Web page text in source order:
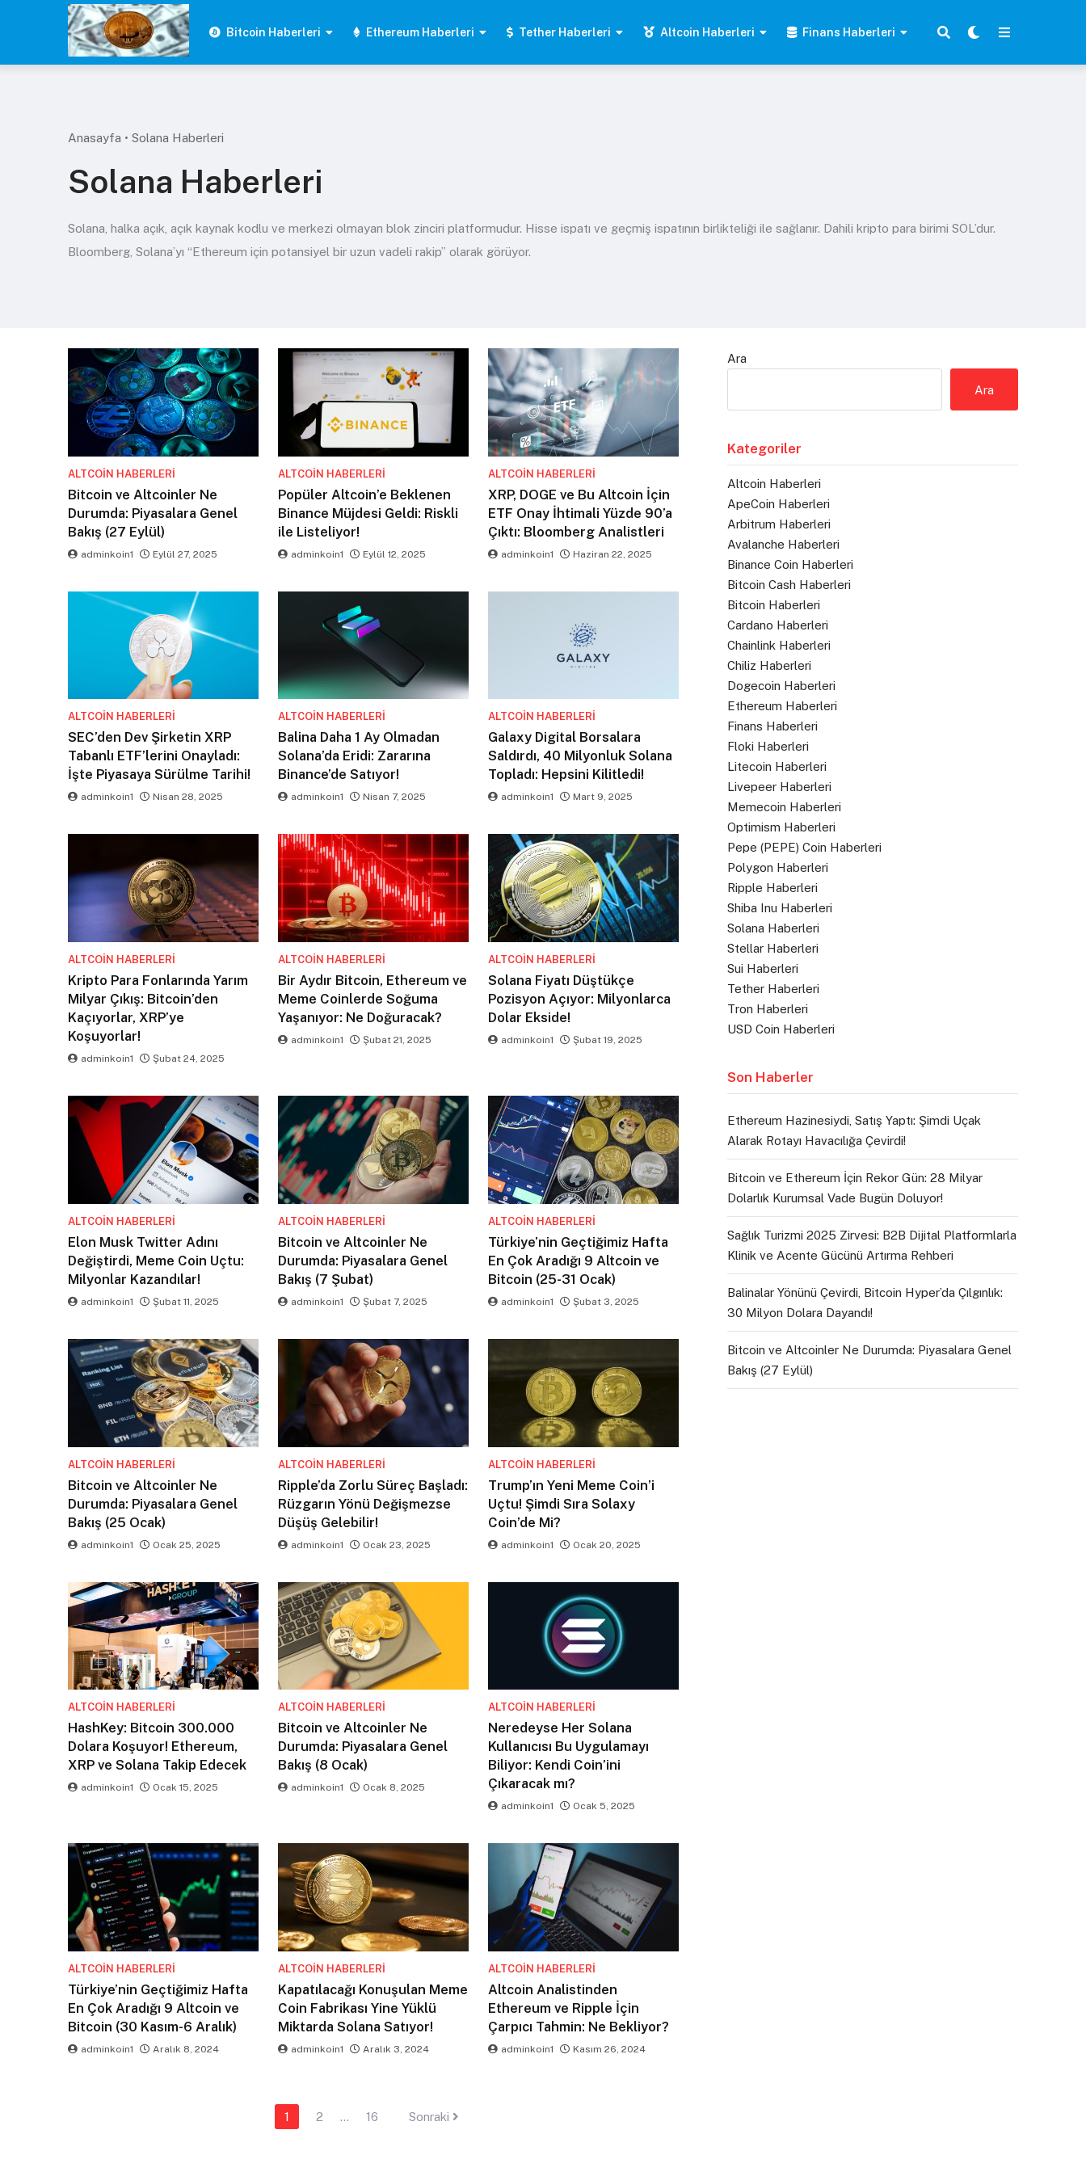
Bitcoin Haberleri Ethereum Haberleri Tether Haberleri Altcoin Haberleri Finans Haberleri
Anasayfa • Solana Haberleri
Solana Haberleri
Solana, halka açık, açık kaynak kodlu ve merkezi olmayan blok zinciri platformudur. Hisse ispatı ve geçmiş ispatının birlikteliği ile sağlanır. Dahili kripto para birimi SOL’dur.
Bloomberg, Solana’yı “Ethereum için potansiyel bir uzun vadeli rakip” olarak görüyor.
ALTCOIN HABERLERI
Bitcoin ve Altcoinler Ne
Durumda: Piyasalara Genel
Bakış (27 Eylül)
adminkoin1 Eylül 27, 2025
ALTCOIN HABERLERI
Popüler Altcoin’e Beklenen
Binance Müjdesi Geldi: Riskli
ile Listeliyor!
adminkoin1 Eylül 12, 2025
ALTCOIN HABERLERI
XRP, DOGE ve Bu Altcoin İçin
ETF Onay İhtimali Yüzde 90’a
Çıktı: Bloomberg Analistleri
adminkoin1 Haziran 22, 2025
ALTCOIN HABERLERI
SEC’den Dev Şirketin XRP
Tabanlı ETF’lerini Onayladı:
İşte Piyasaya Sürülme Tarihi!
adminkoin1 Nisan 28, 2025
ALTCOIN HABERLERI
Balina Daha 1 Ay Olmadan
Solana’da Eridi: Zararına
Binance’de Satıyor!
adminkoin1 Nisan 7, 2025
ALTCOIN HABERLERI
Galaxy Digital Borsalara
Saldırdı, 40 Milyonluk Solana
Topladı: Hepsini Kilitledi!
adminkoin1 Mart 9, 2025
ALTCOIN HABERLERI
Kripto Para Fonlarında Yarım
Milyar Çıkış: Bitcoin’den
Kaçıyorlar, XRP’ye
Koşuyorlar!
adminkoin1 Şubat 24, 2025
ALTCOIN HABERLERI
Bir Aydır Bitcoin, Ethereum ve
Meme Coinlerde Soğuma
Yaşanıyor: Ne Doğuracak?
adminkoin1 Şubat 21, 2025
ALTCOIN HABERLERI
Solana Fiyatı Düştükçe
Pozisyon Açıyor: Milyonlarca
Dolar Ekside!
adminkoin1 Şubat 19, 2025
ALTCOIN HABERLERI
Elon Musk Twitter Adını
Değiştirdi, Meme Coin Uçtu:
Milyonlar Kazandılar!
adminkoin1 Şubat 11, 2025
ALTCOIN HABERLERI
Bitcoin ve Altcoinler Ne
Durumda: Piyasalara Genel
Bakış (7 Şubat)
adminkoin1 Şubat 7, 2025
ALTCOIN HABERLERI
Türkiye’nin Geçtiğimiz Hafta
En Çok Aradığı 9 Altcoin ve
Bitcoin (25-31 Ocak)
adminkoin1 Şubat 3, 2025
ALTCOIN HABERLERI
Bitcoin ve Altcoinler Ne
Durumda: Piyasalara Genel
Bakış (25 Ocak)
adminkoin1 Ocak 25, 2025
ALTCOIN HABERLERI
Ripple’da Zorlu Süreç Başladı:
Rüzgarın Yönü Değişmezse
Düşüş Gelebilir!
adminkoin1 Ocak 23, 2025
ALTCOIN HABERLERI
Trump’ın Yeni Meme Coin’i
Uçtu! Şimdi Sıra Solaxy
Coin’de Mi?
adminkoin1 Ocak 20, 2025
ALTCOIN HABERLERI
HashKey: Bitcoin 300.000
Dolara Koşuyor! Ethereum,
XRP ve Solana Takip Edecek
adminkoin1 Ocak 15, 2025
ALTCOIN HABERLERI
Bitcoin ve Altcoinler Ne
Durumda: Piyasalara Genel
Bakış (8 Ocak)
adminkoin1 Ocak 8, 2025
ALTCOIN HABERLERI
Neredeyse Her Solana
Kullanıcısı Bu Uygulamayı
Biliyor: Kendi Coin’ini
Çıkaracak mı?
adminkoin1 Ocak 5, 2025
ALTCOIN HABERLERI
Türkiye’nin Geçtiğimiz Hafta
En Çok Aradığı 9 Altcoin ve
Bitcoin (30 Kasım-6 Aralık)
adminkoin1 Aralık 8, 2024
ALTCOIN HABERLERI
Kapatılacağı Konuşulan Meme
Coin Fabrikası Yine Yüklü
Miktarda Solana Satıyor!
adminkoin1 Aralık 3, 2024
ALTCOIN HABERLERI
Altcoin Analistinden
Ethereum ve Ripple İçin
Çarpıcı Tahmin: Ne Bekliyor?
adminkoin1 Kasım 26, 2024
1 2 … 16 Sonraki
Ara
Ara
Kategoriler
Altcoin Haberleri
ApeCoin Haberleri
Arbitrum Haberleri
Avalanche Haberleri
Binance Coin Haberleri
Bitcoin Cash Haberleri
Bitcoin Haberleri
Cardano Haberleri
Chainlink Haberleri
Chiliz Haberleri
Dogecoin Haberleri
Ethereum Haberleri
Finans Haberleri
Floki Haberleri
Litecoin Haberleri
Livepeer Haberleri
Memecoin Haberleri
Optimism Haberleri
Pepe (PEPE) Coin Haberleri
Polygon Haberleri
Ripple Haberleri
Shiba Inu Haberleri
Solana Haberleri
Stellar Haberleri
Sui Haberleri
Tether Haberleri
Tron Haberleri
USD Coin Haberleri
Son Haberler
Ethereum Hazinesiydi, Satış Yaptı: Şimdi Uçak
Alarak Rotayı Havacılığa Çevirdi!
Bitcoin ve Ethereum İçin Rekor Gün: 28 Milyar
Dolarlık Kurumsal Vade Bugün Doluyor!
Sağlık Turizmi 2025 Zirvesi: B2B Dijital Platformlarla
Klinik ve Acente Gücünü Artırma Rehberi
Balinalar Yönünü Çevirdi, Bitcoin Hyper’da Çılgınlık:
30 Milyon Dolara Dayandı!
Bitcoin ve Altcoinler Ne Durumda: Piyasalara Genel
Bakış (27 Eylül)